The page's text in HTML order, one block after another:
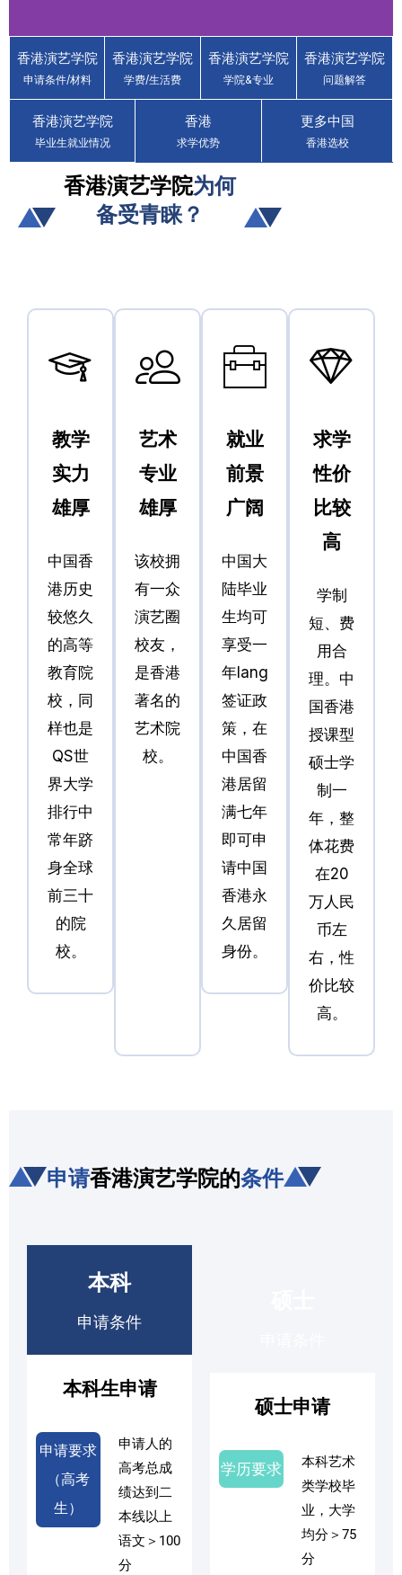
香港演艺学院 The
Hong Kong
Academy for
Performing Arts
(HKAPA)
省钱省力 · 读香港名校 · 获得香港身
份
香港演艺学院
申请条件/材料
香港演艺学院
学费/生活费
香港演艺学院
学院&专业
香港演艺学院
问题解答
香港演艺学院
毕业生就业情况
香港
求学优势
更多中国
香港选校
香港演艺学院为何
备受青睐？
教学
实力
雄厚
中国香
港历史
较悠久
的高等
教育院
校，同
样也是
QS世
界大学
排行中
常年跻
身全球
前三十
的院
校。
艺术
专业
雄厚
该校拥
有一众
演艺圈
校友，
是香港
著名的
艺术院
校。
就业
前景
广阔
中国大
陆毕业
生均可
享受一
年Iang
签证政
策，在
中国香
港居留
满七年
即可申
请中国
香港永
久居留
身份。
求学
性价
比较
高
学制
短、费
用合
理。中
国香港
授课型
硕士学
制一
年，整
体花费
在20
万人民
币左
右，性
价比较
高。
申请香港演艺学院的条件
本科
申请条件
本科生申请
申请要求
（高考
生）
申请人的
高考总成
绩达到二
本线以上
语文＞100
分
硕士申请
学历要求
本科艺术
类学校毕
业，大学
均分＞75
分